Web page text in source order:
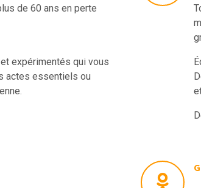
de 60 ans en perte
expérimentés qui vous
actes essentiels ou